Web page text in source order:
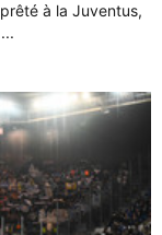
à la Juventus,